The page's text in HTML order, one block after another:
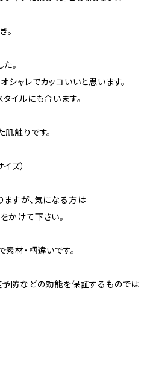
。
。
シャレでカッコいいと思います。
イルにも合います。
触りです。
ズ）
ますが、気になる方は
かけて下さい。
材・柄違いです。
予防などの効能を保証するものでは